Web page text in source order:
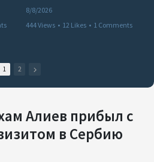
8/8/2026
444 Views • 12 Likes • 1 Comments
1 2
Алиев прибыл с
в Сербию